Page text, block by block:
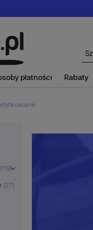
płatności Rabaty
(119)
(27)